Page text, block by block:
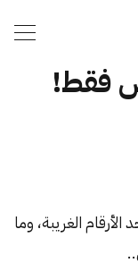
فقط!
من أحد الأرقام الغريبة، وما